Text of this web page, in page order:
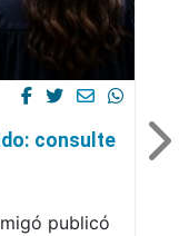
consulte
publicó